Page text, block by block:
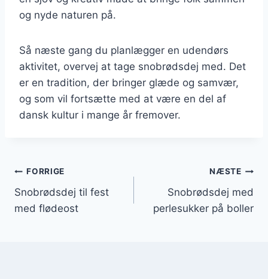
og nyde naturen på.
Så næste gang du planlægger en udendørs
aktivitet, overvej at tage snobrødsdej med. Det
er en tradition, der bringer glæde og samvær,
og som vil fortsætte med at være en del af
dansk kultur i mange år fremover.
Indlægsnavigation
FORRIGE
Snobrødsdej til fest
med flødeost
NÆSTE
Snobrødsdej med
perlesukker på boller